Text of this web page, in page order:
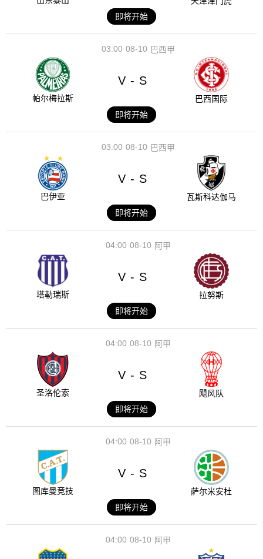
即将开始
08-10
03:00 巴西甲
帕尔梅拉斯
V - S
巴西国际
即将开始
08-10
03:00 巴西甲
巴伊亚
V - S
瓦斯科达伽马
即将开始
08-10
04:00 阿甲
塔勒瑞斯
V - S
拉努斯
即将开始
08-10
04:00 阿甲
圣洛伦索
V - S
飓风队
即将开始
08-10
04:00 阿甲
图库曼竞技
V - S
萨尔米安杜
即将开始
08-10
04:00 阿甲